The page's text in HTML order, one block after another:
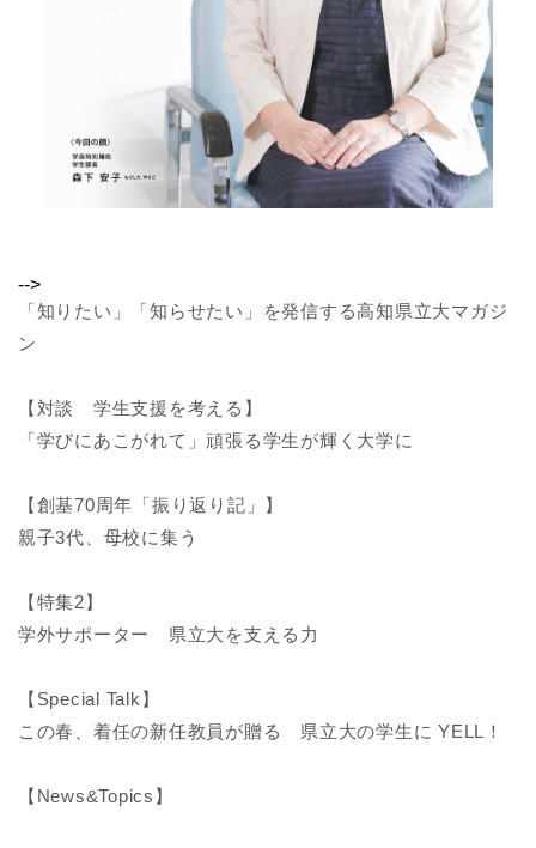
-->
「知りたい」「知らせたい」を発信する高知県立大マガジ
ン
【対談 学生支援を考える】
「学びにあこがれて」頑張る学生が輝く大学に
【創基70周年「振り返り記」】
親子3代、母校に集う
【特集2】
学外サポーター 県立大を支える力
【Special Talk】
この春、着任の新任教員が贈る 県立大の学生に YELL！
【News&Topics】